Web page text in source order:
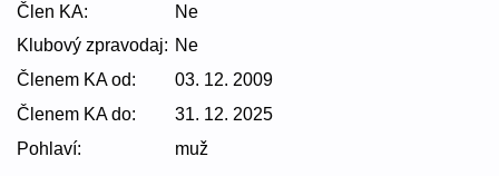
Člen KA:
Ne
Klubový zpravodaj: Ne
Členem KA od:
03. 12. 2009
Členem KA do:
31. 12. 2025
Pohlaví:
muž